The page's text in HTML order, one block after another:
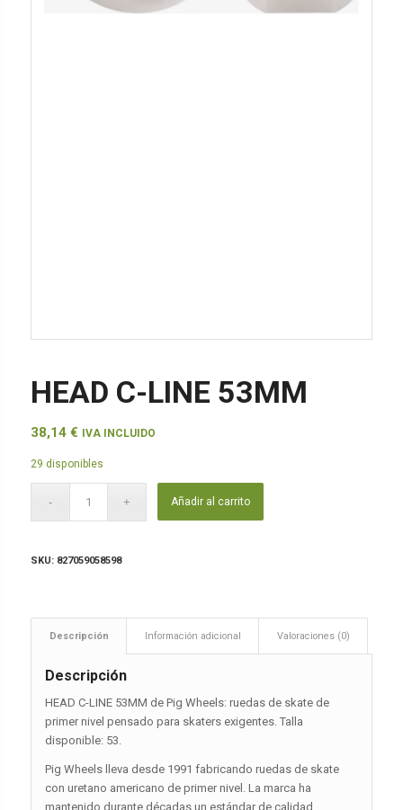
HEAD C-LINE 53MM
38,14 € IVA INCLUIDO
29 disponibles
Añadir al carrito
SKU: 827059058598
Descripción Información adicional Valoraciones (0)
Descripción
HEAD C-LINE 53MM de Pig Wheels: ruedas de skate de
primer nivel pensado para skaters exigentes. Talla
disponible: 53.
Pig Wheels lleva desde 1991 fabricando ruedas de skate
con uretano americano de primer nivel. La marca ha
mantenido durante décadas un estándar de calidad